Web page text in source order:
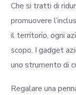
Che si tratti di
promuovere
il territorio, ogni
scopo. I gadget
uno strumento di
Regalare una